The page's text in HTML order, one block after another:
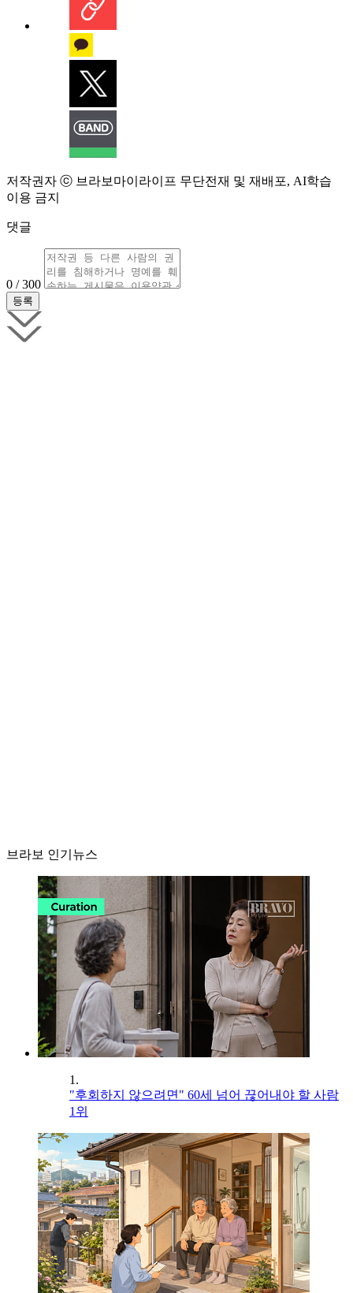
저작권자 ⓒ 브라보마이라이프 무단전재 및 재배포, AI학습
이용 금지
댓글
0 / 300
브라보 인기뉴스
1.
"후회하지 않으려면" 60세 넘어 끊어내야 할 사람
1위